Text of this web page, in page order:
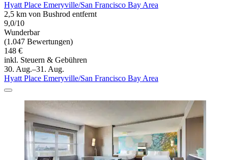
Hyatt Place Emeryville/San Francisco Bay Area
2,5 km von Bushrod entfernt
9,0/10
Wunderbar
(1.047 Bewertungen)
148 €
inkl. Steuern & Gebühren
30. Aug.–31. Aug.
Hyatt Place Emeryville/San Francisco Bay Area